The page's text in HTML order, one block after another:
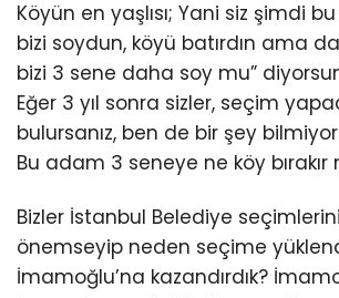
Köyün en yaşlısı; Yani siz şimdi
bizi soydun, köyü batırdın ama
bizi 3 sene daha soy mu”
Eğer 3 yıl sonra sizler, seçim
bulursanız, ben de bir şey
Bu adam 3 seneye ne köy bırakır
Bizler İstanbul Belediye
önemseyip neden seçime
İmamoğlu’na kazandırdık?